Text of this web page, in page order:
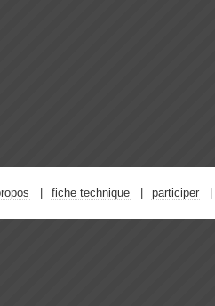
fiche technique participer